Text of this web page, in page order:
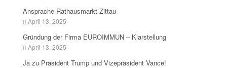
Ansprache Rathausmarkt Zittau
April 13, 2025
Gründung der Firma EUROIMMUN – Klarstellung
April 13, 2025
Ja zu Präsident Trump und Vizepräsident Vance!